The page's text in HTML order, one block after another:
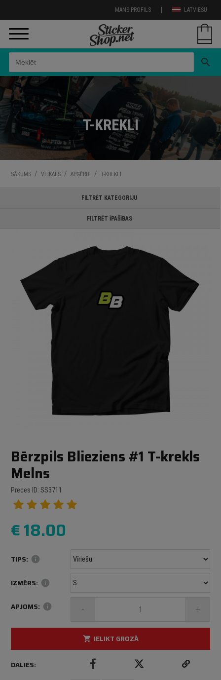
LATVIEŠU
|
MANS PROFILS
search
T-KREKLI
SĀKUMS / VEIKALS / APĢĒRBI / T-KREKLI
FILTRĒT KATEGORIJU
FILTRĒT ĪPAŠĪBAS
Bērzpils Blieziens #1 T-krekls
Melns
Preces ID: SS3711
€18.00
TIPS: info
IZMĒRS: info
APJOMS: info - +
shopping_cart IELIKT GROZĀ
DALIES: